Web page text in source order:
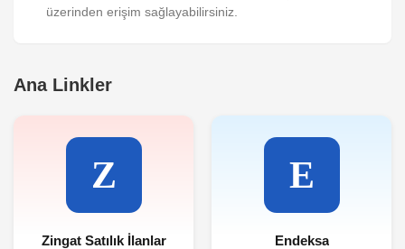
üzerinden erişim sağlayabilirsiniz.
Ana Linkler
Zingat Satılık İlanlar Endeksa